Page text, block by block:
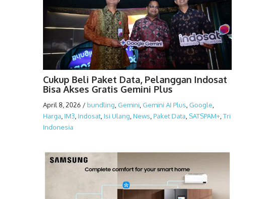
Cukup Beli Paket Data, Pelanggan Indosat
Bisa Akses Gratis Gemini Plus
April 8, 2026 /bundling, Gemini, Gemini AI Plus, Google,
Harga,IM3,Indosat,Isi Ulang,News,Paket Data, SATSPAM+,Tri
Indonesia